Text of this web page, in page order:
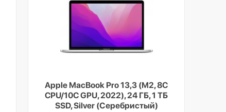
Apple MacBook Pro 13,3 (M2, 8C
CPU/10C GPU, 2022), 24 ГБ, 1 ТБ
SSD, Silver (Серебристый)